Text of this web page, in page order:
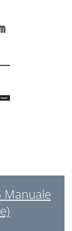
Manuale